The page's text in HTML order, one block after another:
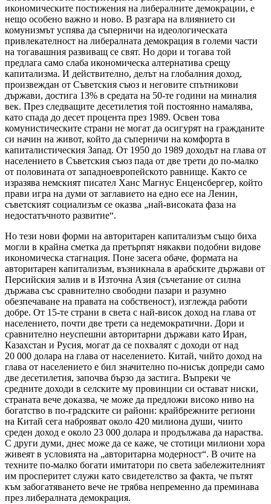
икономическите постижения на либералните демокрации, е
нещо особено важно и ново. В разгара на влиянието си
комунизмът успява да съперничи на идеологическата
привлекателност на либералната демокрация в големи части
на тогавашния развиващ се свят. Но дори и тогава той
предлага само слаба икономическа алтернатива срещу
капитализма. И действително, делът на глобалния доход,
произвеждан от Съветския съюз и неговите спътникови
държави, достига 13% в средата на 50-те години на миналия
век. През следващите десетилетия той постоянно намалява,
като спада до десет процента през 1989. Освен това
комунистическите страни не могат да осигурят на гражданите
си начин на живот, който да съперничи на комфорта в
капиталистическия Запад. От 1950 до 1989 доходът на глава от
населението в Съветския съюз пада от две трети до по-малко
от половината от западноевропейското равнище. Както се
изразява немският писател Ханс Магнус Енценсбергер, който
прави игра на думи от заглавието на едно есе на Ленин,
съветският социализъм се оказва „най-високата фаза на
недостатъчното развитие“.
Но тези нови форми на авторитарен капитализъм също биха
могли в крайна сметка да претърпят някакви подобни видове
икономическа стагнация. Поне засега обаче, формата на
авторитарен капитализъм, възникнала в арабските държави от
Персийския залив и в Източна Азия (съчетание от силна
държава със сравнително свободни пазари и разумно
обезпечаване на правата на собственост), изглежда работи
добре. От 15-те страни в света с най-висок доход на глава от
населението, почти две трети са недемократични. Дори и
сравнително неуспешни авторитарни държави като Иран,
Казахстан и Русия, могат да се похвалят с доходи от над
20 000 долара на глава от населението. Китай, чийто доход на
глава от населението е бил значително по-нисък допреди само
две десетилетия, започва бързо да застига. Въпреки че
средните доходи в селските му провинции си остават ниски,
страната вече доказва, че може да предложи високо ниво на
богатство в по-градските си райони: крайбрежните региони
на Китай сега наброяват около 420 милиона души, чиито
среден доход е около 23 000 долара и продължава да нараства.
С други думи, днес може да се каже, че стотици милиони хора
живеят в условията на „авторитарна модерност“. В очите на
техните по-малко богати имитатори по света забележителният
им просперитет служи като свидетелство за факта, че пътят
към забогатяването вече не трябва непременно да преминава
през либералната демокрация.